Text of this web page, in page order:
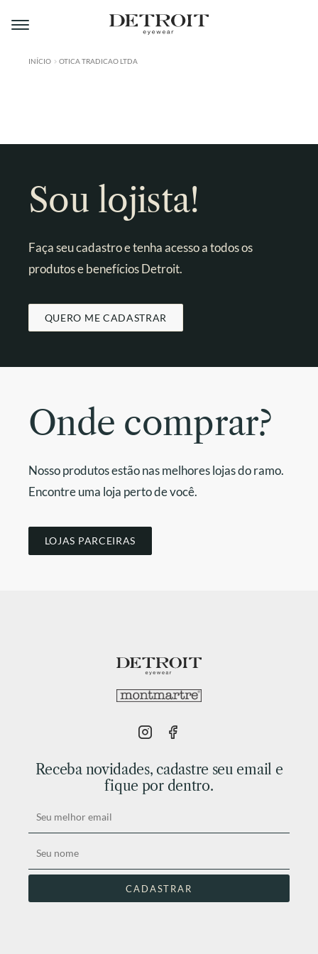
Pular
para
Pular
para
A MONTMARTRE
CONTATO
INÍCIO OTICA TRADICAO LTDA
Sou lojista!
Faça seu cadastro e tenha acesso a todos os
produtos e benefícios Detroit.
QUERO ME CADASTRAR
Onde comprar?
Nosso produtos estão nas melhores lojas do ramo.
Encontre uma loja perto de você.
LOJAS PARCEIRAS
Receba novidades, cadastre seu email e
fique por dentro.